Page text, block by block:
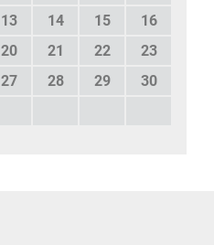
13 14 15
16
20 21 22
23
27 28 29
30